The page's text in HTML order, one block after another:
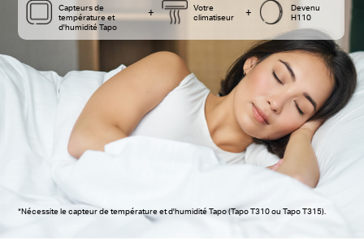
Capteurs de
température et
d'humiditéTapo
+
Votre
climatiseur
+
Devenu
H110
*Nécessite le capteur de température et d'humidité Tapo (Tapo T310 ou Tapo T315).